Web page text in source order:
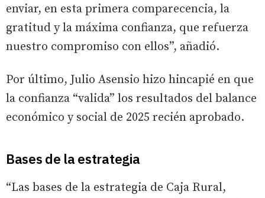
enviar, en esta primera comparecencia, la
gratitud y la máxima confianza, que refuerza
nuestro compromiso con ellos”, añadió.
Por último, Julio Asensio hizo hincapié en que
la confianza “valida” los resultados del balance
económico y social de 2025 recién aprobado.
Bases de la estrategia
“Las bases de la estrategia de Caja Rural,